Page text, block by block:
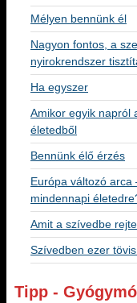
Mélyen bennünk él
Nagyon fontos, a
nyirokrendszer
Ha egyszer
Amikor egyik napról
életedből
Bennünk élő érzés
Európa változó
mindennapi
Amit a szívedbe
Szívedben ezer
Tipp -